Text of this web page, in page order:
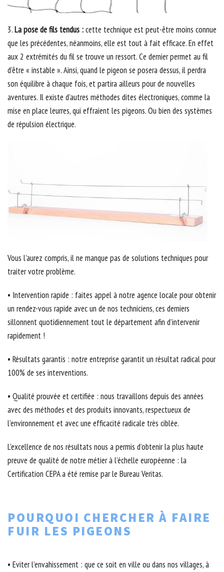
3.La pose de fils tendus :cette technique est peut-être moins connue
que les précédentes, néanmoins, elle est tout à fait efficace. En effet
aux 2 extrémités du fil se trouve un ressort. Ce dernier permet au fil
d’être « instable ». Ainsi, quand le pigeon se posera dessus, il perdra
son équilibre à chaque fois, et partira ailleurs pour de nouvelles
aventures. Il existe d’autres méthodes dites électroniques, comme la
mise en place leurres, qui effraient les pigeons. Ou bien des systèmes
de répulsion électrique.
Vous l’aurez compris, il ne manque pas de solutions techniques pour
traiter votre problème.
• Intervention rapide : faites appel à notre agence locale pour obtenir
un rendez-vous rapide avec un de nos techniciens, ces derniers
sillonnent quotidiennement tout le département afin d’intervenir
rapidement !
• Résultats garantis : notre entreprise garantit un résultat radical pour
100% de ses interventions.
• Qualité prouvée et certifiée : nous travaillons depuis des années
avec des méthodes et des produits innovants, respectueux de
l’environnement et avec une efficacité radicale très ciblée.
L’excellence de nos résultats nous a permis d’obtenir la plus haute
preuve de qualité de notre métier à l’échelle européenne : la
Certification CEPA a été remise par le Bureau Veritas.
POURQUOI CHERCHER À FAIRE
FUIR LES PIGEONS
• Eviter l’envahissement : que ce soit en ville ou dans nos villages, à